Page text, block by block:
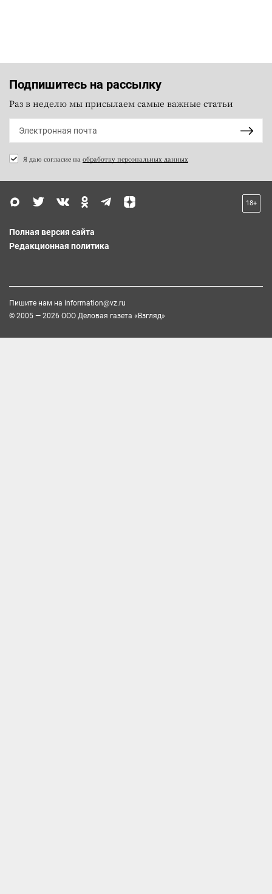
Подпишитесь на рассылку
Раз в неделю мы присылаем самые важные статьи
Я даю согласие на обработку персональных данных
18+
Полная версия сайта
Редакционная политика
Пишите нам на information@vz.ru
© 2005 — 2026 ООО Деловая газета «Взгляд»